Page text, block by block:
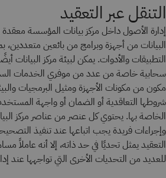
التنقل عبر التعقيد
إدارة الأصول داخل مركز بيانات المؤسسة معقدة
البيانات من أجهزة وبرامج من بائعين متعددين،
التطبيقات والأدوات. يمكن لبيئة مركز البيانات
سحابية خاصة من عدد من موفري الخدمات
مكون من مكونات الأجهزة ومثيل البرمجيات
شروطها التعاقدية أو الضمان أو واجهة
الخاصة بها. يحتوي كل عنصر من عناصر مركز
وإجراءات فريدة يجب اتباعها عند تنفيذ
التعقيد يمثل تحديًا في حد ذاته، إلا أنه عاملاً
للعديد من التحديات الأخرى التي تواجهها عند